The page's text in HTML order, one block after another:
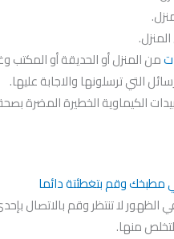
من المنزل أو الحديقة أو المكتب
التي ترسلونها والاجابة عليها.
الكيماوية الخطيرة المضرة
وقم بتغطئتة دائما
الظهور لا تنتظر وقم
منها.